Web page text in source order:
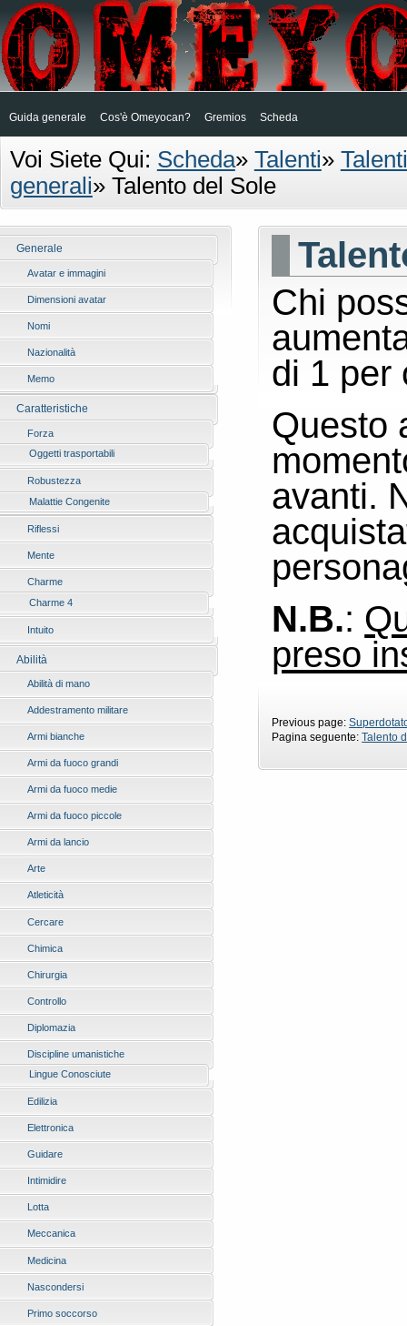
Guida generale Cos'è Omeyocan? Gremios Scheda
Voi Siete Qui: Scheda» Talenti» Talenti
generali» Talento del Sole
Generale
Avatar e immagini
Dimensioni avatar
Nomi
Nazionalità
Memo
Caratteristiche
Forza
Oggetti trasportabili
Robustezza
Malattie Congenite
Riflessi
Mente
Charme
Charme 4
Intuito
Abilità
Abilità di mano
Addestramento militare
Armi bianche
Armi da fuoco grandi
Armi da fuoco medie
Armi da fuoco piccole
Armi da lancio
Arte
Atleticità
Cercare
Chimica
Chirurgia
Controllo
Diplomazia
Discipline umanistiche
Lingue Conosciute
Edilizia
Elettronica
Guidare
Intimidire
Lotta
Meccanica
Medicina
Nascondersi
Primo soccorso
Chi
di 1 per
Questo
avanti.
N.B.:
preso
Previous page:
Pagina seguente:Talento